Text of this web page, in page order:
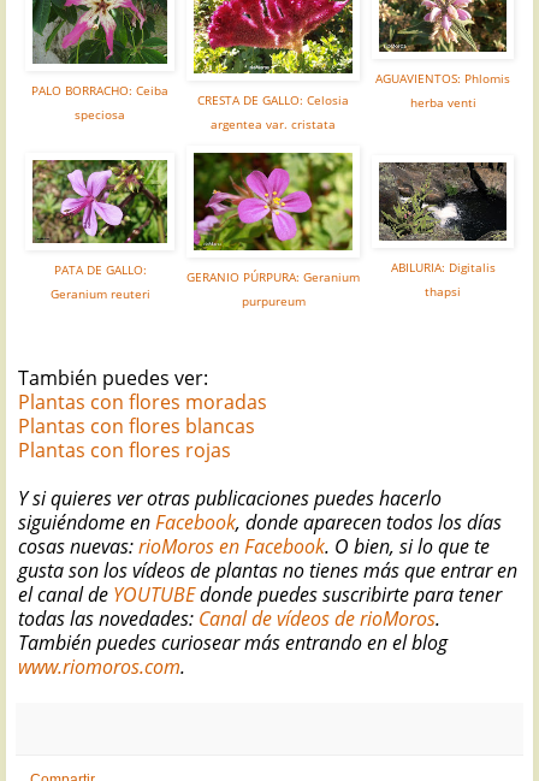
PALO BORRACHO: Ceiba
speciosa
CRESTA DE GALLO: Celosia
argentea var. cristata
AGUAVIENTOS: Phlomis
herba venti
PATA DE GALLO:
Geranium reuteri
GERANIO PÚRPURA: Geranium
purpureum
ABILURIA: Digitalis
thapsi
También puedes ver:
Plantas con flores moradas
Plantas con flores blancas
Plantas con flores rojas
Y si quieres ver otras publicaciones puedes hacerlo
siguiéndome enFacebook, donde aparecen todos los días
cosas nuevas:rioMoros en Facebook. O bien, si lo que te
gusta son los vídeos de plantas no tienes más que entrar en
el canal de YOUTUBEdonde puedes suscribirte para tener
todas las novedades: Canal de vídeos de rioMoros.
También puedes curiosear más entrando en el blog
www.riomoros.com.